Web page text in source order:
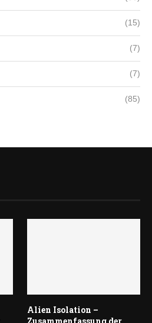
(15)
(7)
(7)
(85)
Alien Isolation –